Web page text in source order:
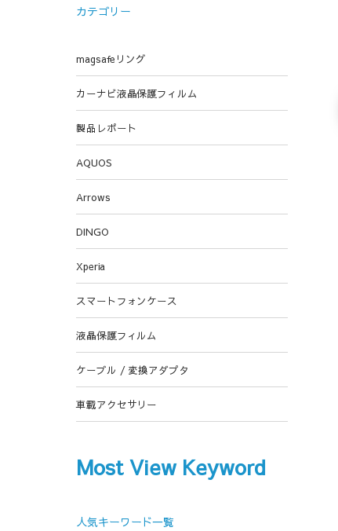
カテゴリー
magsafeリング
カーナビ液晶保護フィルム
製品レポート
AQUOS
Arrows
DINGO
Xperia
スマートフォンケース
液晶保護フィルム
ケーブル / 変換アダプタ
車載アクセサリー
Most View Keyword
人気キーワード一覧